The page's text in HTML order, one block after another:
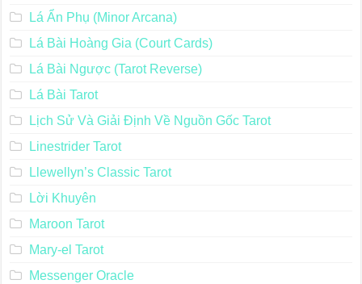
Lá Ẩn Phụ (Minor Arcana)
Lá Bài Hoàng Gia (Court Cards)
Lá Bài Ngược (Tarot Reverse)
Lá Bài Tarot
Lịch Sử Và Giải Định Về Nguồn Gốc Tarot
Linestrider Tarot
Llewellyn’s Classic Tarot
Lời Khuyên
Maroon Tarot
Mary-el Tarot
Messenger Oracle